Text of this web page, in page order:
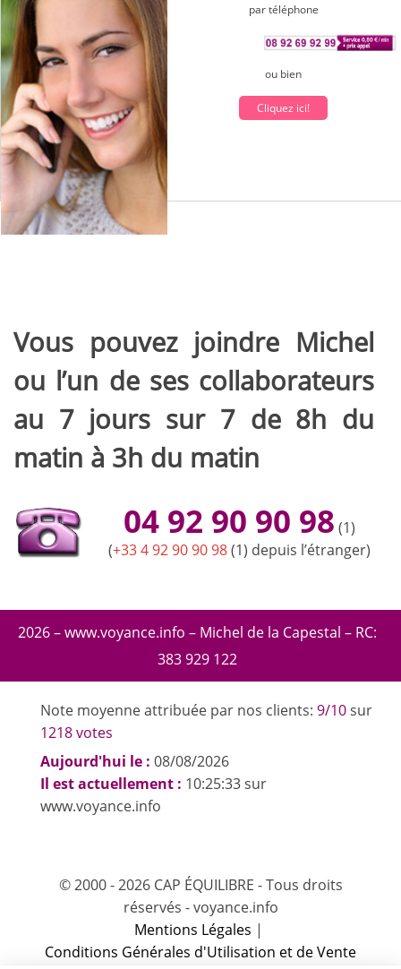
par téléphone
ou bien
Cliquez ici!
Vous pouvez joindre Michel
ou l’un de ses collaborateurs
au 7 jours sur 7 de 8h du
matin à 3h du matin
04 92 90 90 98 (1)
(+33 4 92 90 90 98(1) depuis l’étranger)
2026 – www.voyance.info – Michel de la Capestal – RC:
383 929 122
Note moyenne attribuée par nos clients: 9/10sur
1218 votes
Aujourd'hui le : 08/08/2026
Il est actuellement : 10:25:33 sur
www.voyance.info
© 2000 - 2026 CAP ÉQUILIBRE - Tous droits
réservés - voyance.info
Mentions Légales |
Conditions Générales d'Utilisation et de Vente